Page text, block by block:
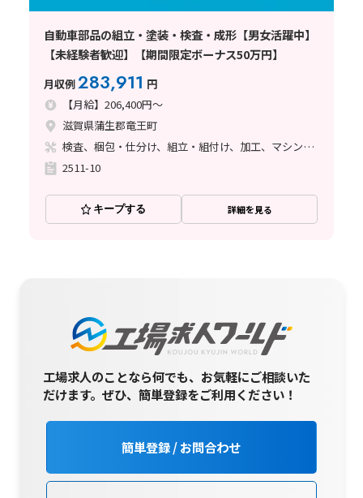
自動車部品の組立・塗装・検査・成形【男女活躍中】
【未経験者歓迎】【期間限定ボーナス50万円】
月収例283,911 円
【月給】206,400円～
滋賀県蒲生郡竜王町
検査、梱包・仕分け、組立・組付け、加工、マシンオペレーター、ライン作業、立ち作業、塗装、バリ取り
2511-10
キープする 詳細を見る
工場求人のことなら何でも、お気軽にご相談いた
だけます。ぜひ、簡単登録をご利用ください！
簡単登録 / お問合わせ